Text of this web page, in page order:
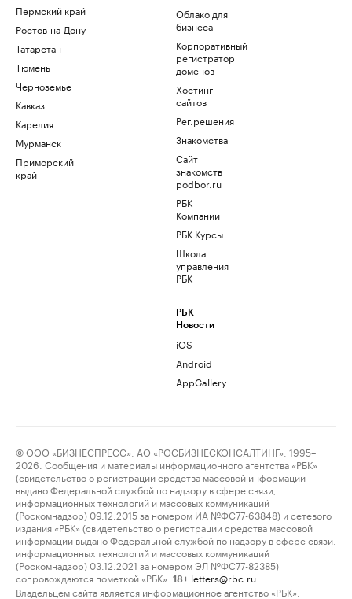
Пермский край
Ростов-на-Дону
Татарстан
Тюмень
Черноземье
Кавказ
Карелия
Мурманск
Приморский
край
Облако для
бизнеса
Корпоративный
регистратор
доменов
Хостинг
сайтов
Рег.решения
Знакомства
Сайт
знакомств
podbor.ru
РБК
Компании
РБК Курсы
Школа
управления
РБК
РБК
Новости
iOS
Android
AppGallery
© ООО «БИЗНЕСПРЕСС», АО «РОСБИЗНЕСКОНСАЛТИНГ», 1995–
2026. Сообщения и материалы информационного агентства «РБК»
(свидетельство о регистрации средства массовой информации
выдано Федеральной службой по надзору в сфере связи,
информационных технологий и массовых коммуникаций
(Роскомнадзор) 09.12.2015 за номером ИА №ФС77-63848) и сетевого
издания «РБК» (свидетельство о регистрации средства массовой
информации выдано Федеральной службой по надзору в сфере связи,
информационных технологий и массовых коммуникаций
(Роскомнадзор) 03.12.2021 за номером ЭЛ №ФС77-82385)
сопровождаются пометкой «РБК».
18+ letters@rbc.ru
Владельцем сайта является информационное агентство «РБК».